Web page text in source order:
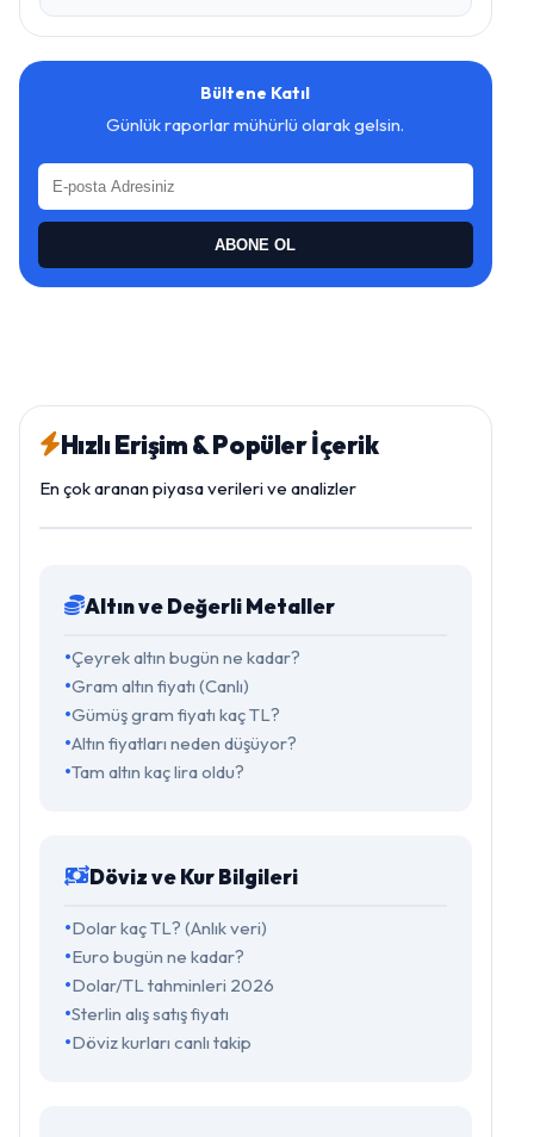
Bültene Katıl
Günlük raporlar mühürlü olarak gelsin.
ABONE OL
Hızlı Erişim & Popüler İçerik
En çok aranan piyasa verileri ve analizler
Altın ve Değerli Metaller
Çeyrek altın bugün ne kadar?
Gram altın fiyatı (Canlı)
Gümüş gram fiyatı kaç TL?
Altın fiyatları neden düşüyor?
Tam altın kaç lira oldu?
Döviz ve Kur Bilgileri
Dolar kaç TL? (Anlık veri)
Euro bugün ne kadar?
Dolar/TL tahminleri 2026
Sterlin alış satış fiyatı
Döviz kurları canlı takip